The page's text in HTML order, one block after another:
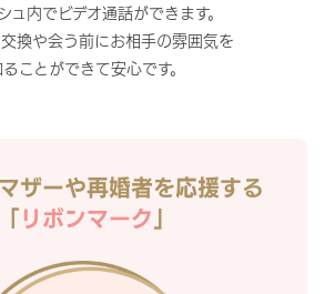
ュ内でビデオ通話ができます。
換や会う前にお相手の雰囲気を
ることができて安心です。
ザーや再婚者を応援する
「 リボンマーク